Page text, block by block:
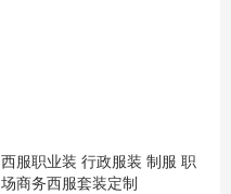
西服职业装 行政服装 制服 职
场商务西服套装定制